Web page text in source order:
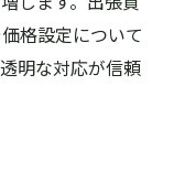
る
格設定について
明な対応が信頼